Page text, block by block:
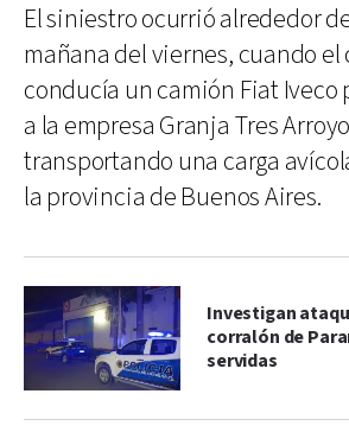
El siniestro ocurrió alrededor
mañana del viernes, cuando el
conducía un camión Fiat
a la empresa Granja Tres
transportando una carga
la provincia de Buenos Aires.
Investigan
corralón de
servidas